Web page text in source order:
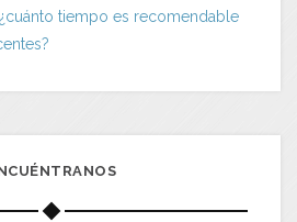
tiempo es recomendable